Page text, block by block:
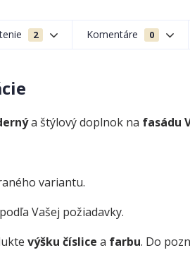
2 Komentáre 0
a štýlový doplnok na fasádu
variantu.
podľa Vašej požiadavky.
výšku číslice a farbu. Do